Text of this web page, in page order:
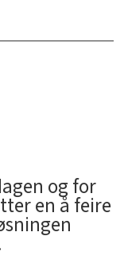
og for
en å feire